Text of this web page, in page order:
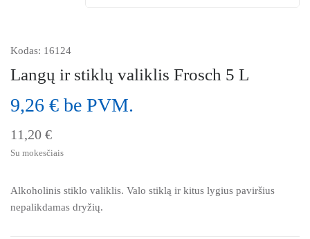
Kodas: 16124
Langų ir stiklų valiklis Frosch 5 L
9,26 € be PVM.
11,20 €
Su mokesčiais
Alkoholinis stiklo valiklis. Valo stiklą ir kitus lygius paviršius
nepalikdamas dryžių.